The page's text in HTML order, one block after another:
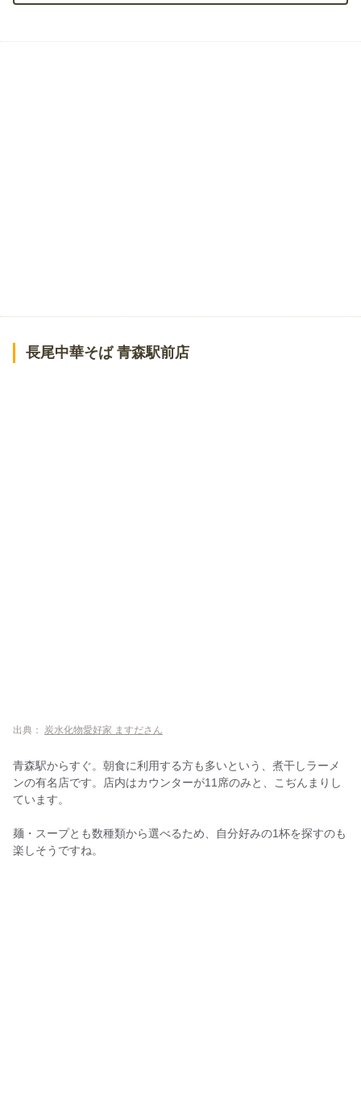
長尾中華そば 青森駅前店
出典： 炭水化物愛好家 ますださん
青森駅からすぐ。朝食に利用する方も多いという、煮干しラーメ
ンの有名店です。店内はカウンターが11席のみと、こぢんまりし
ています。
麺・スープとも数種類から選べるため、自分好みの1杯を探すのも
楽しそうですね。